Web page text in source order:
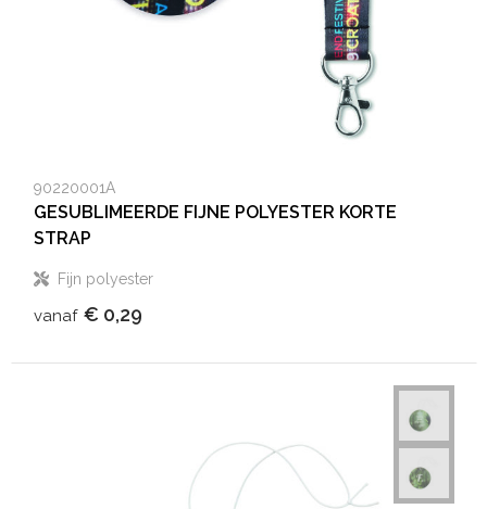
90220001A
GESUBLIMEERDE FIJNE POLYESTER KORTE
STRAP
Fijn polyester
vanaf € 0,29